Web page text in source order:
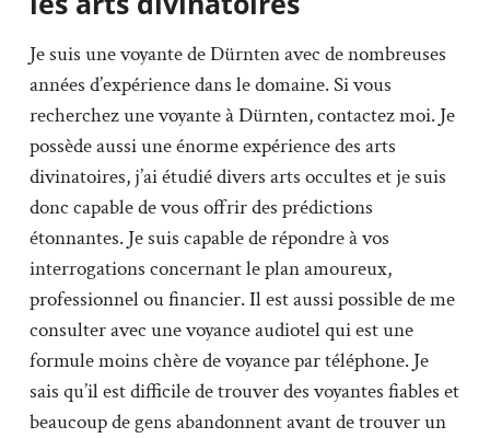
Je suis une voyante de Dürnten avec de nombreuses
années d’expérience dans le domaine. Si vous
recherchez une voyante à Dürnten, contactez moi. Je
possède aussi une énorme expérience des arts
divinatoires, j’ai étudié divers arts occultes et je suis
donc capable de vous offrir des prédictions
étonnantes. Je suis capable de répondre à vos
interrogations concernant le plan amoureux,
professionnel ou financier. Il est aussi possible de me
consulter avec une voyance audiotel qui est une
formule moins chère de voyance par téléphone. Je
sais qu’il est difficile de trouver des voyantes fiables et
beaucoup de gens abandonnent avant de trouver un